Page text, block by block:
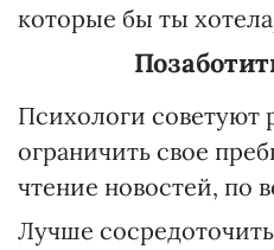
которые бы ты
Психологи советуют
ограничить свое
чтение новостей, по
Лучше